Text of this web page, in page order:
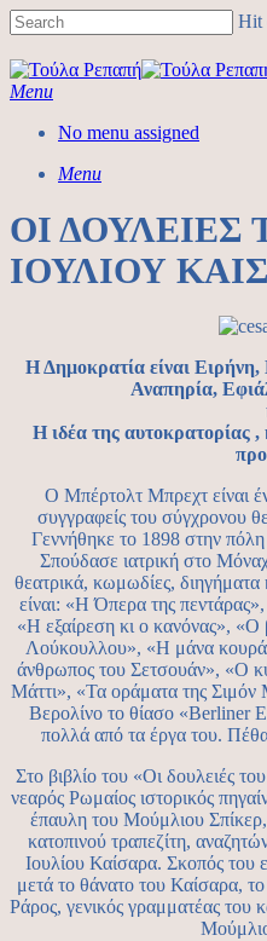
Hit
Menu
No menu assigned
Menu
ΟΙ ΔΟΥΛΕΙΕΣ
ΙΟΥΛΙΟΥ
Η Δημοκρατία είναι
Αναπηρία,
Η ιδέα της αυτοκρατορίας
Ο Μπέρτολτ Μπρεχτ είναι
συγγραφείς του σύγχρονου
Γεννήθηκε το 1898 στην
Σπούδασε ιατρική στο
θεατρικά, κωμωδίες, διηγήματα
είναι: «Η Όπερα της
«Η εξαίρεση κι ο κανόνας», «Ο
Λούκουλλου», «Η μάνα
άνθρωπος του Σετσουάν», «Ο
Μάττι», «Τα οράματα της
Βερολίνο το θίασο «Berliner
πολλά από τα έργα του.
Στο βιβλίο του «Οι δουλειές
νεαρός Ρωμαίος ιστορικός
έπαυλη του Μούμλιου
κατοπινού τραπεζίτη,
Ιουλίου Καίσαρα. Σκοπός του
μετά το θάνατο του Καίσαρα,
Ράρος, γενικός γραμματέας του